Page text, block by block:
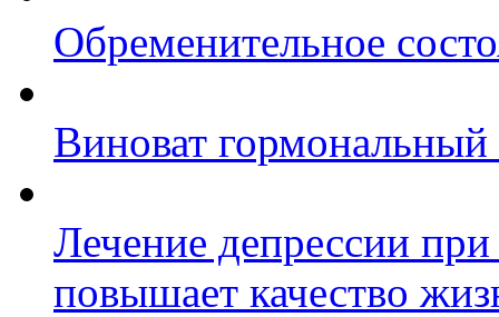
Обременительное
Виноват
Лечение депрессии при
повышает качество